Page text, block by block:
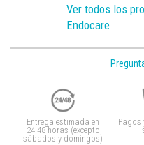
Ver todos los
Endocare
Entrega estimada en
24-48 horas (excepto
sábados y domingos)
Pagos